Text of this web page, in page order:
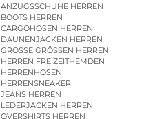
ANZUGSSCHUHE HERREN
BOOTS HERREN
CARGOHOSEN HERREN
DAUNENJACKEN HERREN
GROSSE GRÖSSEN HERREN
HERREN FREIZEITHEMDEN
HERRENHOSEN
HERRENSNEAKER
JEANS HERREN
LEDERJACKEN HERREN
OVERSHIRTS HERREN